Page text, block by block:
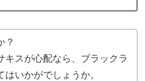
？
キスが心配なら、ブラックラ
はいかがでしょうか。